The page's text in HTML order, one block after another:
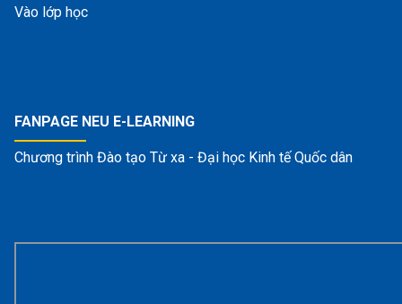
Vào lớp học
FANPAGE NEU E-LEARNING
Chương trình Đào tạo Từ xa - Đại học Kinh tế Quốc dân